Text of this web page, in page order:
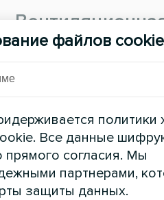
Mycond BreezMe FC в
оснащенные вращающимся
двигателями в настенной
Расход воздуха:840 ...
ЧИТАТЬ ДАЛЕЕ
файлов cookie
политики
Все данные
прямого согласия. Мы
партнерами,
защиты данных.